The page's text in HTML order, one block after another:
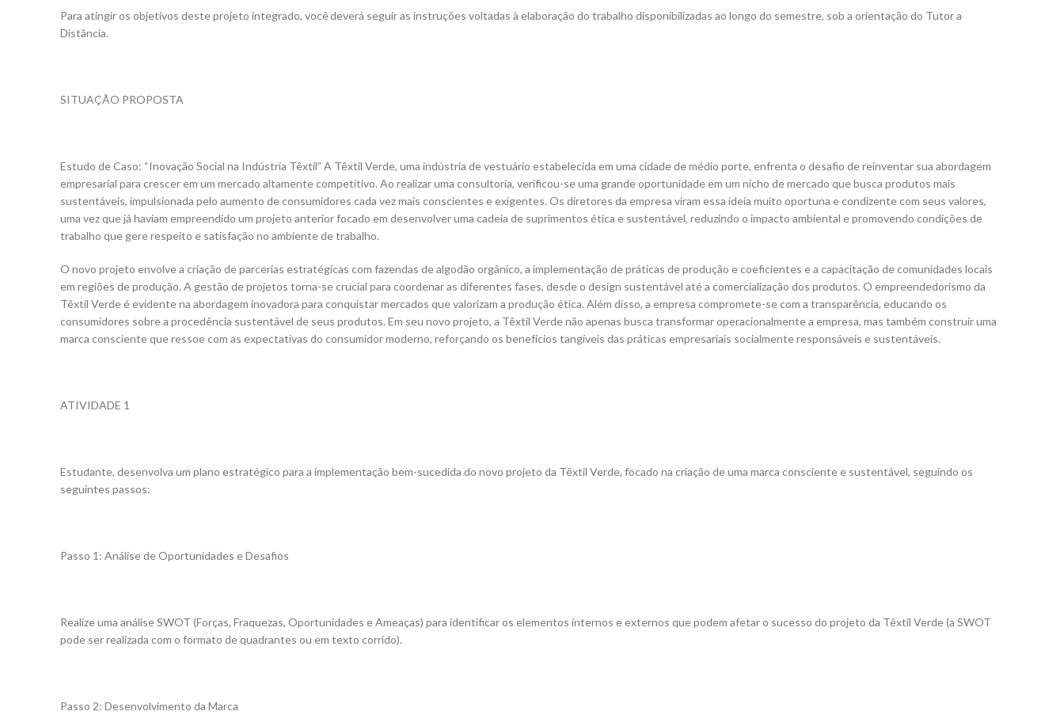
Para atingir os objetivos deste projeto integrado, você deverá seguir as instruções voltadas à elaboração do trabalho disponibilizadas ao longo do semestre, sob a orientação do Tutor a
Distância.
SITUAÇÃO PROPOSTA
Estudo de Caso: “Inovação Social na Indústria Têxtil” A Têxtil Verde, uma indústria de vestuário estabelecida em uma cidade de médio porte, enfrenta o desafio de reinventar sua abordagem
empresarial para crescer em um mercado altamente competitivo. Ao realizar uma consultoria, verificou-se uma grande oportunidade em um nicho de mercado que busca produtos mais
sustentáveis, impulsionada pelo aumento de consumidores cada vez mais conscientes e exigentes. Os diretores da empresa viram essa ideia muito oportuna e condizente com seus valores,
uma vez que já haviam empreendido um projeto anterior focado em desenvolver uma cadeia de suprimentos ética e sustentável, reduzindo o impacto ambiental e promovendo condições de
trabalho que gere respeito e satisfação no ambiente de trabalho.
O novo projeto envolve a criação de parcerias estratégicas com fazendas de algodão orgânico, a implementação de práticas de produção e coeficientes e a capacitação de comunidades locais
em regiões de produção. A gestão de projetos torna-se crucial para coordenar as diferentes fases, desde o design sustentável até a comercialização dos produtos. O empreendedorismo da
Têxtil Verde é evidente na abordagem inovadora para conquistar mercados que valorizam a produção ética. Além disso, a empresa compromete-se com a transparência, educando os
consumidores sobre a procedência sustentável de seus produtos. Em seu novo projeto, a Têxtil Verde não apenas busca transformar operacionalmente a empresa, mas também construir uma
marca consciente que ressoe com as expectativas do consumidor moderno, reforçando os benefícios tangíveis das práticas empresariais socialmente responsáveis e sustentáveis.
ATIVIDADE 1
Estudante, desenvolva um plano estratégico para a implementação bem-sucedida do novo projeto da Têxtil Verde, focado na criação de uma marca consciente e sustentável, seguindo os
seguintes passos:
Passo 1: Análise de Oportunidades e Desafios
Realize uma análise SWOT (Forças, Fraquezas, Oportunidades e Ameaças) para identificar os elementos internos e externos que podem afetar o sucesso do projeto da Têxtil Verde (a SWOT
pode ser realizada com o formato de quadrantes ou em texto corrido).
Passo 2: Desenvolvimento da Marca